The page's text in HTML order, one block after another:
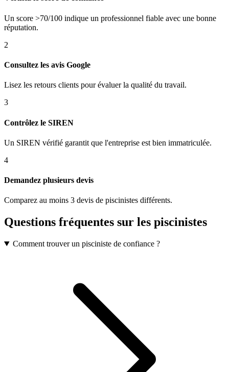
Un score >70/100 indique un professionnel fiable avec une bonne
réputation.
2
Consultez les avis Google
Lisez les retours clients pour évaluer la qualité du travail.
3
Contrôlez le SIREN
Un SIREN vérifié garantit que l'entreprise est bien immatriculée.
4
Demandez plusieurs devis
Comparez au moins 3 devis de piscinistes différents.
Questions fréquentes sur les piscinistes
Comment trouver un pisciniste de confiance ?